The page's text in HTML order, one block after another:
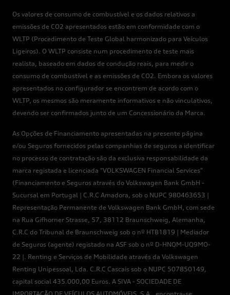
Os valores de consumo de combustível e os dados relativos a
emissões de CO2 apresentados estão em conformidade com o
WLTP (Procedimento de Teste Global harmonizado para Veículos
Ligeiros). O WLTP consiste num procedimento de teste mais
realista, baseado em dados de condução reais, para medir o
consumo de combustível e as emissões de CO2. Embora os valores
apresentados no configurador se encontrem de acordo com o
WLTP, os mesmos são meramente informativos e não vinculativos,
devendo ser confirmados junto de um Concessionário da Marca.
As Opções de Financiamento apresentadas na presente página
e/ou Seguros fornecidos pelas companhias de seguros a identificar
no processo de contratação são da exclusiva responsabilidade da
marca registada e licenciada "VOLKSWAGEN Financial Services"
(Financiamento e Seguros através do Volkswagen Bank GmbH -
Sucursal em Portugal | C.R.C Amadora, sob o NUPC 980463653 |
Representação Permanente de Volkswagen Bank GmbH, com sede
na Rua Gifhorner Strasse, 57, 38112 Braunschweig, Alemanha,
C.R.C do Tribunal de Braunschweig sob o nº HTB1819 | Mediador
de Seguros (agente) registado na ASF sob o nº D-HNQM-UQ9MO-
22 |. Renting e Serviços de Mobilidade através da Volkswagen
Renting Unipessoal, Lda. C.R.C Cascais sob o NUPC 507850149,
capital social 435.000,00 Euros. A SIVA - SOCIEDADE DE